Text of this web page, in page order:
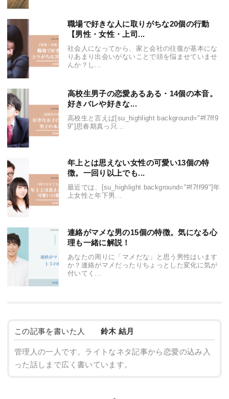
職場で好きな人に取りがちな20個の行動
【男性・女性・上司...
社会人になってから、家と会社の往復が基本にな
りあまり出会いがないことで頭を悩ませていませ
んか？し...
高校生男子の恋愛あるある・14個の本音。
好きバレや好きな...
高校生と言えば[su_highlight background="#f7ff9
9"]思春期真っ只...
年上とは思えない女性の可愛い13個の特
徴。一回り以上でも...
最近では、[su_highlight background="#f7ff99"]年
上女性と年下男...
連絡がマメな男の15個の特徴。気になる心
理も一緒に解説！
あなたの周りに「マメだな」と思う男性はいます
か？連絡がマメだったりちょっとした変化に気が
付いてく...
この記事を書いた人 鈴木 結月
管理人の一人です。ライトなネタ記事から恋愛の込み入
った話しまで広く書いています。